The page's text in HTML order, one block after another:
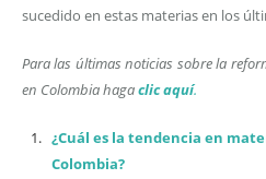
sucedido en estas materias en los
Para las últimas noticias sobre la
en Colombia hagaclic aquí.
¿Cuál es la tendencia en
Colombia?